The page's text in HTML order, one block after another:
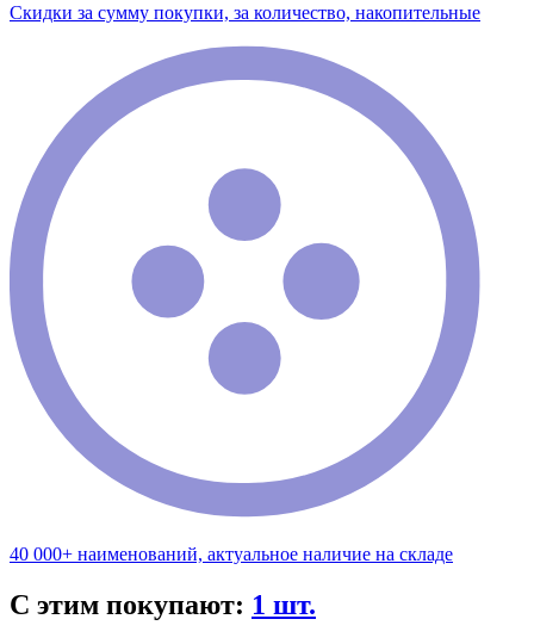
Скидки за сумму покупки, за количество, накопительные
40 000+ наименований, актуальное наличие на складе
С этим покупают: 1 шт.